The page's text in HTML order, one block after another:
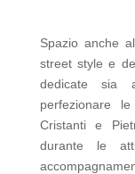
Spazio anche
street style e
dedicate sia
perfezionare
Cristanti e
durante le